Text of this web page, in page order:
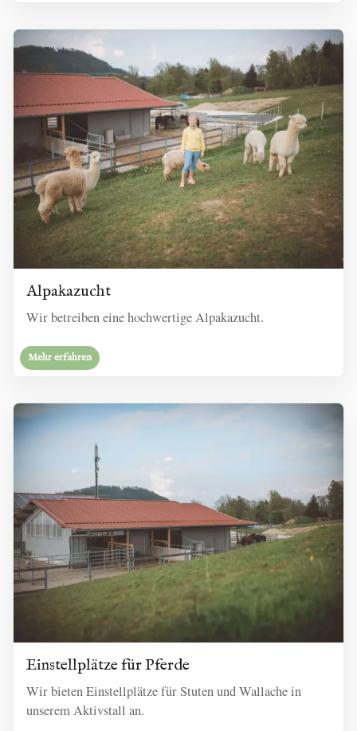
Alpakazucht
Wir betreiben eine hochwertige Alpakazucht.
Mehr erfahren
Einstellplätze für Pferde
Wir bieten Einstellplätze für Stuten und Wallache in
unserem Aktivstall an.